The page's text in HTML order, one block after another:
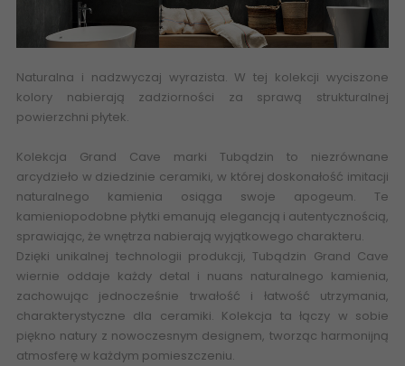
Naturalna i nadzwyczaj wyrazista. W tej kolekcji wyciszone
kolory nabierają zadziorności za sprawą strukturalnej
powierzchni płytek.
Kolekcja Grand Cave marki Tubądzin to niezrównane
arcydzieło w dziedzinie ceramiki, w której doskonałość imitacji
naturalnego kamienia osiąga swoje apogeum. Te
kamieniopodobne płytki emanują elegancją i autentycznością,
sprawiając, że wnętrza nabierają wyjątkowego charakteru.
Dzięki unikalnej technologii produkcji, Tubądzin Grand Cave
wiernie oddaje każdy detal i nuans naturalnego kamienia,
zachowując jednocześnie trwałość i łatwość utrzymania,
charakterystyczne dla ceramiki. Kolekcja ta łączy w sobie
piękno natury z nowoczesnym designem, tworząc harmonijną
atmosferę w każdym pomieszczeniu.